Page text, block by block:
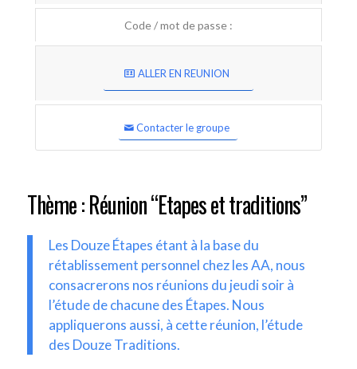
Code / mot de passe :
ALLER EN REUNION
Contacter le groupe
Thème : Réunion “Etapes et traditions”
Les Douze Étapes étant à la base du
rétablissement personnel chez les AA, nous
consacrerons nos réunions du jeudi soir à
l’étude de chacune des Étapes. Nous
appliquerons aussi, à cette réunion, l’étude
des Douze Traditions.